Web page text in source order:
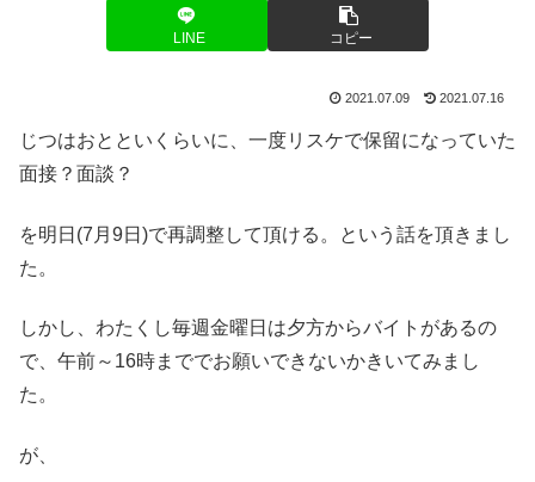
LINE コピー
2021.07.09 2021.07.16
じつはおとといくらいに、一度リスケで保留になっていた
面接？面談？
を明日(7月9日)で再調整して頂ける。という話を頂きまし
た。
しかし、わたくし毎週金曜日は夕方からバイトがあるの
で、午前～16時まででお願いできないかきいてみまし
た。
が、